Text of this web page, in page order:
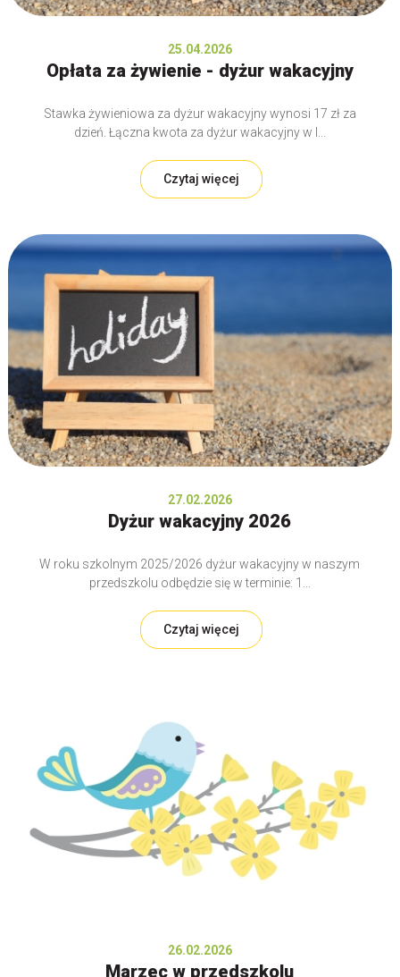
25.04.2026
Opłata za żywienie - dyżur wakacyjny
Stawka żywieniowa za dyżur wakacyjny wynosi 17 zł za
dzień. Łączna kwota za dyżur wakacyjny w I...
Czytaj więcej
27.02.2026
Dyżur wakacyjny 2026
W roku szkolnym 2025/2026 dyżur wakacyjny w naszym
przedszkolu odbędzie się w terminie: 1...
Czytaj więcej
26.02.2026
Marzec w przedszkolu